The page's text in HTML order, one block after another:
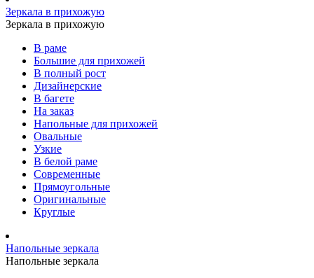
Зеркала в прихожую
Зеркала в прихожую
В раме
Большие для прихожей
В полный рост
Дизайнерские
В багете
На заказ
Напольные для прихожей
Овальные
Узкие
В белой раме
Современные
Прямоугольные
Оригинальные
Круглые
Напольные зеркала
Напольные зеркала